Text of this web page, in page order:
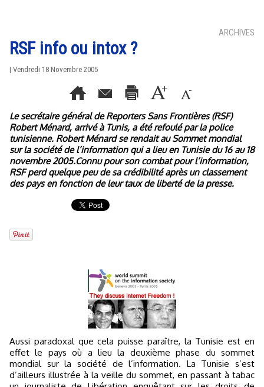
ARCHIVES
RSF info ou intox ?
| Vendredi 18 Novembre 2005
Le secrétaire général de Reporters Sans Frontières (RSF)
Robert Ménard, arrivé à Tunis, a été refoulé par la police
tunisienne. Robert Ménard se rendait au Sommet mondial
sur la société de l’information qui a lieu en Tunisie du 16 au 18
novembre 2005.Connu pour son combat pour l’information,
RSF perd quelque peu de sa crédibilité après un classement
des pays en fonction de leur taux de liberté de la presse.
Aussi paradoxal que cela puisse paraître, la Tunisie est en
effet le pays où a lieu la deuxième phase du sommet
mondial sur la société de l’information. La Tunisie s’est
d’ailleurs illustrée à la veille du sommet, en passant à tabac